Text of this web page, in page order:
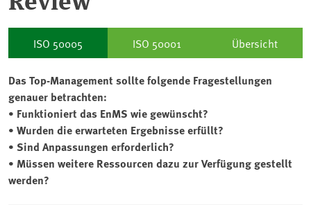
ISO 50005 ISO 50001 Übersicht
Das Top-Management sollte folgende Fragestellungen
genauer betrachten:
• Funktioniert das EnMS wie gewünscht?
• Wurden die erwarteten Ergebnisse erfüllt?
• Sind Anpassungen erforderlich?
• Müssen weitere Ressourcen dazu zur Verfügung gestellt
werden?